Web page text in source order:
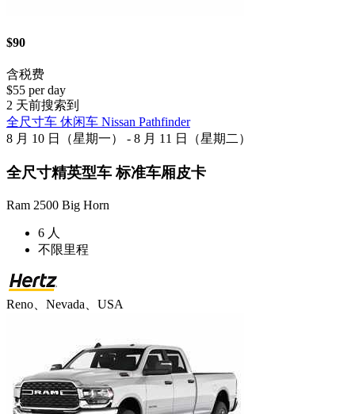
$90
含税费
$55 per day
2 天前搜索到
全尺寸车 休闲车 Nissan Pathfinder
8 月 10 日（星期一） - 8 月 11 日（星期二）
全尺寸精英型车 标准车厢皮卡
Ram 2500 Big Horn
6 人
不限里程
Reno、Nevada、USA